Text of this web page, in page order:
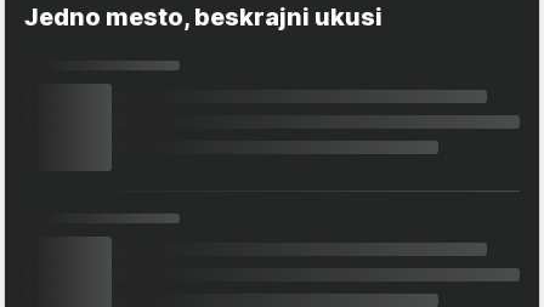
Jedno mesto, beskrajni ukusi